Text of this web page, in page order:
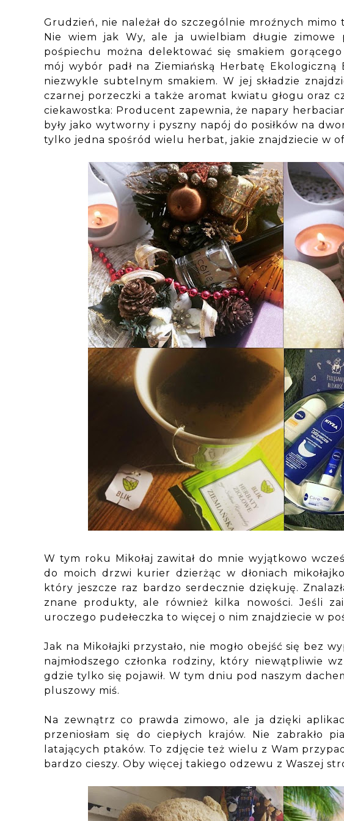
Grudzień, nie należał do szczególnie mroźnych mimo
Nie wiem jak Wy, ale ja uwielbiam długie zimowe
pośpiechu można delektować się smakiem
mój wybór padł na Ziemiańską Herbatę Ekologiczną
niezwykle subtelnym smakiem. W jej składzie
czarnej porzeczki a także aromat kwiatu głogu oraz
ciekawostka: Producent zapewnia, że napary
były jako wytworny i pyszny napój do posiłków na
tylko jedna spośród wielu herbat, jakie znajdziecie w
W tym roku Mikołaj zawitał do mnie wyjątkowo
do moich drzwi kurier dzierżąc w dłoniach
który jeszcze raz bardzo serdecznie dziękuję.
znane produkty, ale również kilka nowości. Jeśli
uroczego pudełeczka to więcej o nim znajdziecie w
Jak na Mikołajki przystało, nie mogło obejść się bez
najmłodszego członka rodziny, który niewątpliwie
gdzie tylko się pojawił. W tym dniu pod naszym
pluszowy miś.
Na zewnątrz co prawda zimowo, ale ja dzięki
przeniosłam się do ciepłych krajów. Nie zabrakło
latających ptaków. To zdjęcie też wielu z Wam
bardzo cieszy. Oby więcej takiego odzewu z Waszej